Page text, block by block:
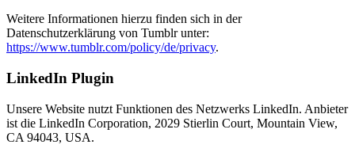
Weitere Informationen hierzu finden sich in der
Datenschutzerklärung von Tumblr unter:
https://www.tumblr.com/policy/de/privacy.
LinkedIn Plugin
Unsere Website nutzt Funktionen des Netzwerks LinkedIn. Anbieter
ist die LinkedIn Corporation, 2029 Stierlin Court, Mountain View,
CA 94043, USA.